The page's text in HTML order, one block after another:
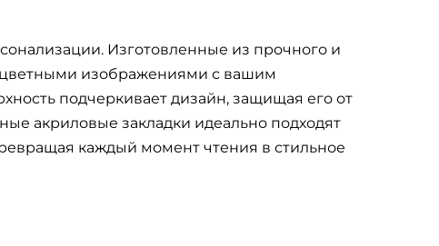
Изготовленные из прочного и
изображениями с вашим
подчеркивает дизайн, защищая его от
акриловые закладки идеально подходят
каждый момент чтения в стильное